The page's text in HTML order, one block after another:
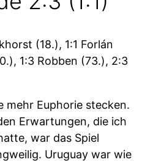
(18.), 1:1 Forlán
1:3 Robben (73.), 2:3
mehr Euphorie stecken.
Erwartungen, die ich
war das Spiel
Uruguay war wie